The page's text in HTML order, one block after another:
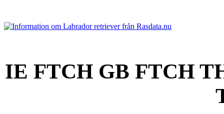
IE FTCH GB FTCH